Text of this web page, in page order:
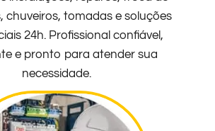
chuveiros, tomadas e soluções
24h. Profissional confiável,
e pronto para atender sua
necessidade.